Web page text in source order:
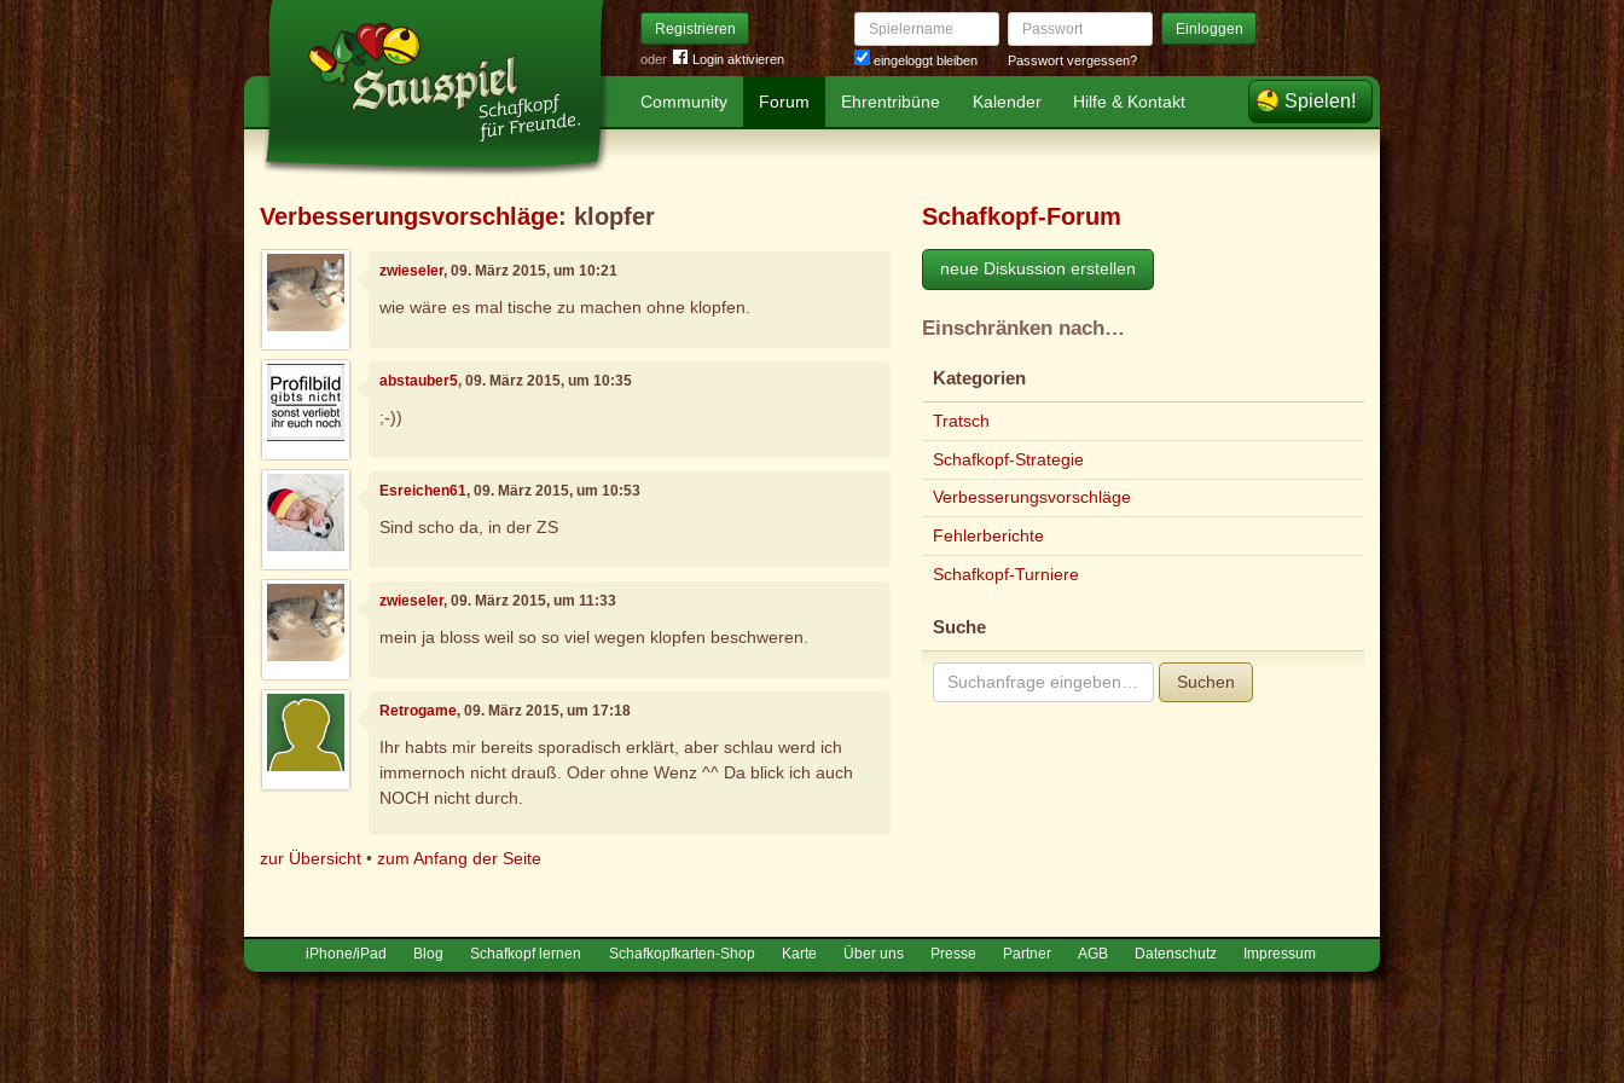
Registrieren
oder Login aktivieren
Spielername
eingeloggt bleiben
Passwort Einloggen
Passwort vergessen?
Community Forum Ehrentribüne Kalender Hilfe & Kontakt Spielen!
Verbesserungsvorschläge: klopfer
zwieseler, 09. März 2015, um 10:21
wie wäre es mal tische zu machen ohne klopfen.
abstauber5, 09. März 2015, um 10:35
;-))
Esreichen61, 09. März 2015, um 10:53
Sind scho da, in der ZS
zwieseler, 09. März 2015, um 11:33
mein ja bloss weil so so viel wegen klopfen beschweren.
Retrogame, 09. März 2015, um 17:18
Ihr habts mir bereits sporadisch erklärt, aber schlau werd ich
immernoch nicht drauß. Oder ohne Wenz ^^ Da blick ich auch
NOCH nicht durch.
zur Übersicht •zum Anfang der Seite
Schafkopf-Forum
neue Diskussion erstellen
Einschränken nach…
Kategorien
Tratsch
Schafkopf-Strategie
Verbesserungsvorschläge
Fehlerberichte
Schafkopf-Turniere
Suche
Suchen
iPhone/iPad Blog Schafkopf lernen Schafkopfkarten-Shop Karte Über uns Presse Partner AGB Datenschutz Impressum